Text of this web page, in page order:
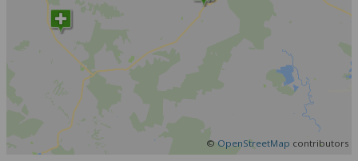
© OpenStreetMap contributors